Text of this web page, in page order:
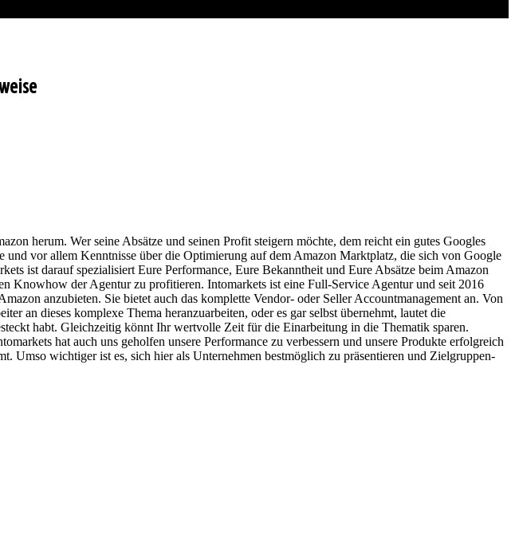
herum. Wer seine Absätze und seinen Profit steigern möchte, dem reicht ein gutes Googles
vor allem Kenntnisse über die Optimierung auf dem Amazon Marktplatz, die sich von Google
ist darauf spezialisiert Eure Performance, Eure Bekanntheit und Eure Absätze beim Amazon
der Agentur zu profitieren. Intomarkets ist eine Full-Service Agentur und seit 2016
anzubieten. Sie bietet auch das komplette Vendor- oder Seller Accountmanagement an. Von
an dieses komplexe Thema heranzuarbeiten, oder es gar selbst übernehmt, lautet die
habt. Gleichzeitig könnt Ihr wertvolle Zeit für die Einarbeitung in die Thematik sparen.
hat auch uns geholfen unsere Performance zu verbessern und unsere Produkte erfolgreich
Umso wichtiger ist es, sich hier als Unternehmen bestmöglich zu präsentieren und Zielgruppen-